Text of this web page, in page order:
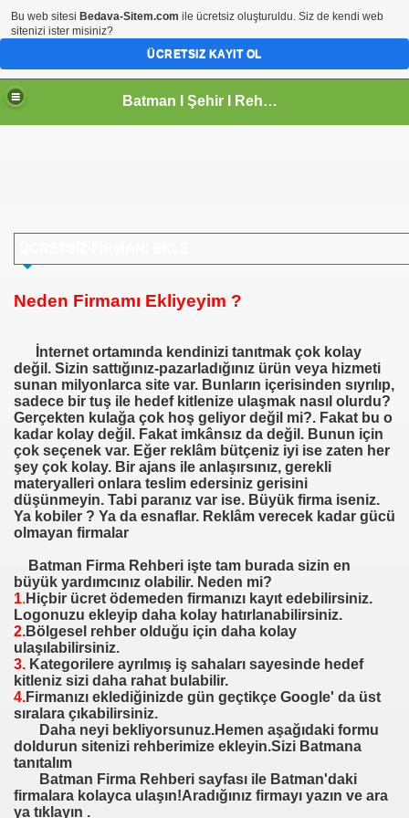
Batman I Şehir I Rehberi
Neden Firmamı Ekliyeyim ?
İnternet ortamında kendinizi tanıtmak çok kolay
değil. Sizin sattığınız-pazarladığınız ürün veya hizmeti
sunan milyonlarca site var. Bunların içerisinden sıyrılıp,
sadece bir tuş ile hedef kitlenize ulaşmak nasıl olurdu?
Gerçekten kulağa çok hoş geliyor değil mi?. Fakat bu o
kadar kolay değil. Fakat imkânsız da değil. Bunun için
çok seçenek var. Eğer reklâm bütçeniz iyi ise zaten her
şey çok kolay. Bir ajans ile anlaşırsınız, gerekli
materyalleri onlara teslim edersiniz gerisini
düşünmeyin. Tabi paranız var ise. Büyük firma iseniz.
Ya kobiler ? Ya da esnaflar. Reklâm verecek kadar gücü
olmayan firmalar
Batman Firma Rehberi işte tam burada sizin en
büyük yardımcınız olabilir. Neden mi?
1. Hiçbir ücret ödemeden firmanızı kayıt edebilirsiniz.
Logonuzu ekleyip daha kolay hatırlanabilirsiniz.
2.Bölgesel rehber olduğu için daha kolay
ulaşılabilirsiniz.
3. Kategorilere ayrılmış iş sahaları sayesinde hedef
kitleniz sizi daha rahat bulabilir.
4.Firmanızı eklediğinizde gün geçtikçe Google' da üst
sıralara çıkabilirsiniz.
Daha neyi bekliyorsunuz.Hemen aşağıdaki formu
doldurun sitenizi rehberimize ekleyin.Sizi Batmana
tanıtalım
Batman Firma Rehberi sayfası ile Batman'daki
firmalara kolayca ulaşın!Aradığınız firmayı yazın ve ara
ya tıklayın .
firmalari
firmalari
Bu web sitesi Bedava-Sitem.com ile ücretsiz oluşturuldu. Siz de kendi web
sitenizi ister misiniz?
ÜCRETSIZ KAYIT OL